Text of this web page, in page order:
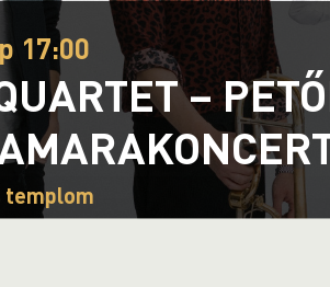
17:00
–
templom